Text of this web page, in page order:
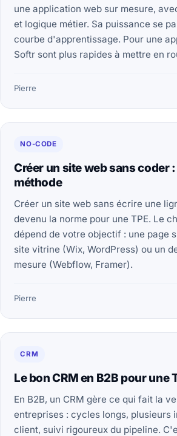
une application web sur mesure,
et logique métier. Sa puissance se
courbe d'apprentissage. Pour une
Softr sont plus rapides à mettre en
Pierre
NO-CODE
Créer un site web sans coder
méthode
Créer un site web sans écrire une
devenu la norme pour une TPE. Le
dépend de votre objectif : une page
site vitrine (Wix, WordPress) ou un
mesure (Webflow, Framer).
Pierre
CRM
Le bon CRM en B2B pour une
En B2B, un CRM gère ce qui fait la
entreprises : cycles longs, plusieurs
client, suivi rigoureux du pipeline.